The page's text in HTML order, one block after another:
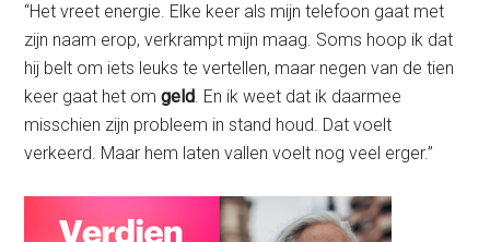
“Het vreet energie. Elke keer als mijn telefoon gaat met
zijn naam erop, verkrampt mijn maag. Soms hoop ik dat
hij belt om iets leuks te vertellen, maar negen van de tien
keer gaat het omgeld. En ik weet dat ik daarmee
misschien zijn probleem in stand houd. Dat voelt
verkeerd. Maar hem laten vallen voelt nog veel erger.”